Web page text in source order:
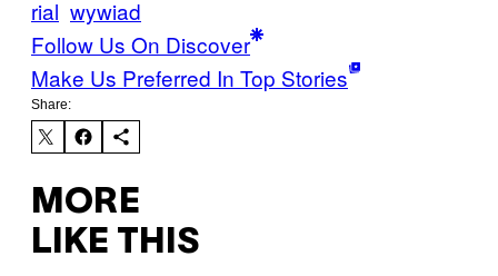
rial wywiad
Follow Us On Discover
Make Us Preferred In Top Stories
Share:
MORE
LIKE THIS